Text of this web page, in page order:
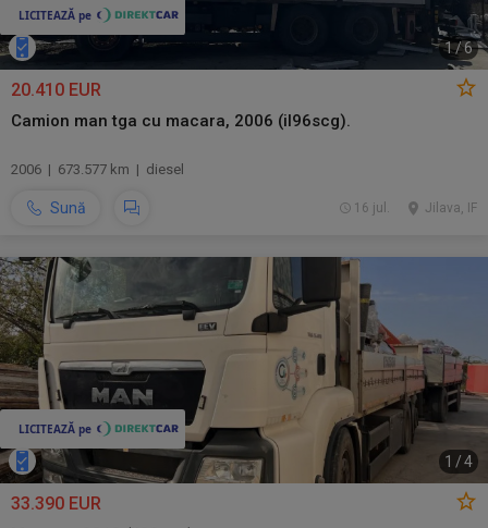
1/6
20.410 EUR
Camion man tga cu macara, 2006 (il96scg).
2006 | 673.577 km | diesel
Sună Jilava, IF
16 jul.
1 /4
33.390 EUR